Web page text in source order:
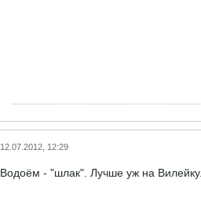
12.07.2012, 12:29
Водоём - "шлак". Лучше уж на Вилейку.